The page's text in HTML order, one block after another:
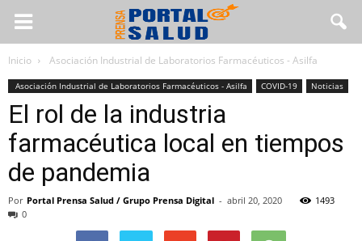
Inicio Asociación Industrial de Laboratorios Farmacéuticos - Asilfa
Asociación Industrial de Laboratorios Farmacéuticos - Asilfa COVID-19 Noticias
El rol de la industria
farmacéutica local en tiempos
de pandemia
Por Portal Prensa Salud / Grupo Prensa Digital - abril 20, 2020
1493
0